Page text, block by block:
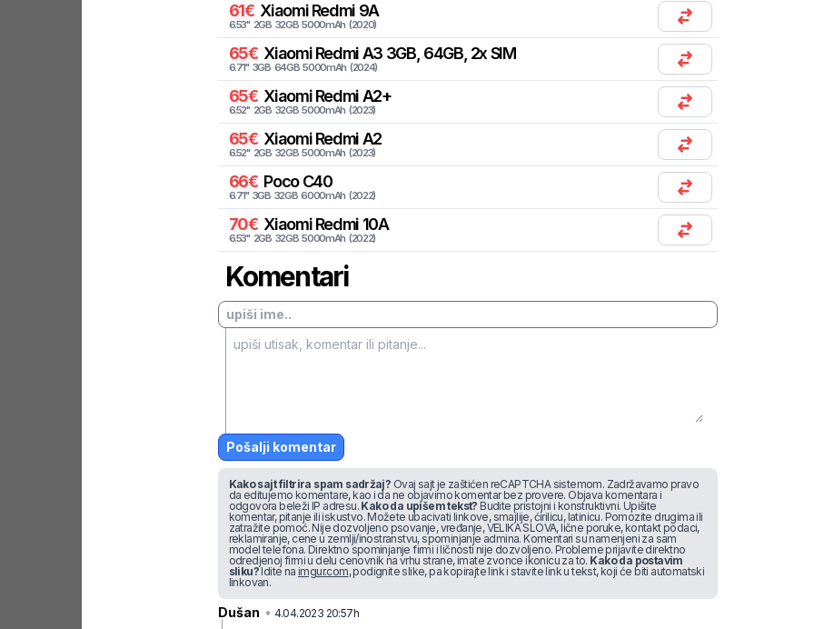
61€ Xiaomi Redmi 9A
6.53" 2GB 32GB 5000mAh (2020)
65€ Xiaomi Redmi A3 3GB, 64GB, 2x SIM
6.71" 3GB 64GB 5000mAh (2024)
65€ Xiaomi Redmi A2+
6.52" 2GB 32GB 5000mAh (2023)
65€ Xiaomi Redmi A2
6.52" 2GB 32GB 5000mAh (2023)
66€ Poco C40
6.71" 3GB 32GB 6000mAh (2022)
70€ Xiaomi Redmi 10A
6.53" 2GB 32GB 5000mAh (2022)
Komentari
Pošalji komentar
Kako sajt filtrira spam sadržaj? Ovaj sajt je zaštićen reCAPTCHA sistemom. Zadržavamo pravo
da editujemo komentare, kao i da ne objavimo komentar bez provere. Objava komentara i
odgovora beleži IP adresu. Kako da upišem tekst? Budite pristojni i konstruktivni. Upišite
komentar, pitanje ili iskustvo. Možete ubacivati linkove, smajlije, ćirilicu, latinicu. Pomozite drugima ili
zatražite pomoć. Nije dozvoljeno psovanje, vređanje, VELIKA SLOVA, lične poruke, kontakt podaci,
reklamiranje, cene u zemlji/inostranstvu, spominjanje admina. Komentari su namenjeni za sam
model telefona. Direktno spominjanje firmi i ličnosti nije dozvoljeno. Probleme prijavite direktno
odredjenoj firmi u delu cenovnik na vrhu strane, imate zvonce ikonicu za to. Kako da postavim
sliku?Idite na imgur.com, podignite slike, pa kopirajte link i stavite link u tekst, koji će biti automatski
linkovan.
Dušan • 4.04.2023 20:57h